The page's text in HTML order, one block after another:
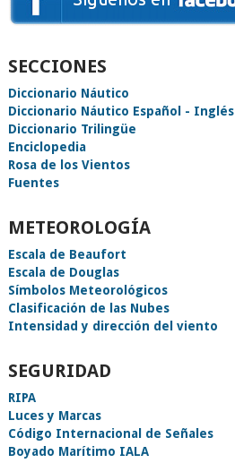
SECCIONES
Diccionario Náutico
Diccionario Náutico Español - Inglés
Diccionario Trilingüe
Enciclopedia
Rosa de los Vientos
Fuentes
METEOROLOGÍA
Escala de Beaufort
Escala de Douglas
Símbolos Meteorológicos
Clasificación de las Nubes
Intensidad y dirección del viento
SEGURIDAD
RIPA
Luces y Marcas
Código Internacional de Señales
Boyado Marítimo IALA